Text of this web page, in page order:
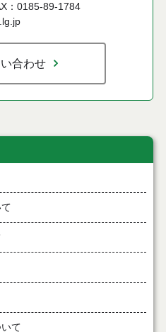
：0185-89-1784
合わせ
て